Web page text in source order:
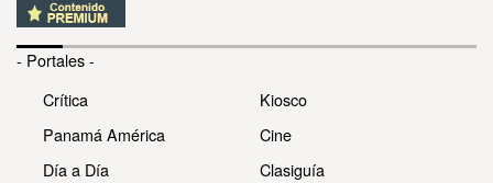
- Portales -
Crítica
Panamá América
Día a Día
Kiosco
Cine
Clasiguía